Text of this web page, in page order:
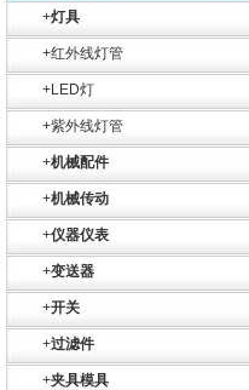
+灯具
+红外线灯管
+LED灯
+紫外线灯管
+机械配件
+机械传动
+仪器仪表
+变送器
+开关
+过滤件
+夹具模具